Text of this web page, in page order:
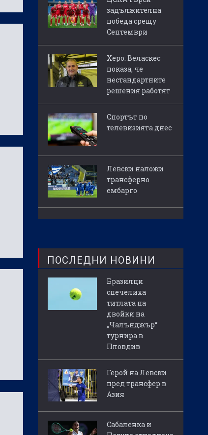
задължителна
победа срещу
Септември
Херо: Веласкес
показа, че
нестандартните
решения работят
Спортът по
телевизията днес
Левски наложи
трансферно
ембарго
ПОСЛЕДНИ НОВИНИ
Бразилци
спечелиха
титлата на
двойки на
„Чалънджър“
турнира в
Пловдив
Герой на Левски
пред трансфер в
Азия
Сабаленка и